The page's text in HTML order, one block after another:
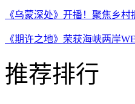
《乌蒙深处》开播！聚焦乡
《期许之地》荣获海峡两岸
推荐排行